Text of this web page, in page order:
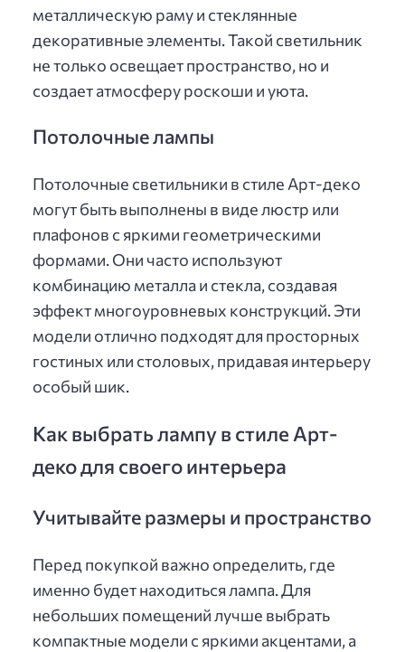
металлическую раму и стеклянные
декоративные элементы. Такой светильник
не только освещает пространство, но и
создает атмосферу роскоши и уюта.
Потолочные лампы
Потолочные светильники в стиле Арт-деко
могут быть выполнены в виде люстр или
плафонов с яркими геометрическими
формами. Они часто используют
комбинацию металла и стекла, создавая
эффект многоуровневых конструкций. Эти
модели отлично подходят для просторных
гостиных или столовых, придавая интерьеру
особый шик.
Как выбрать лампу в стиле Арт-
деко для своего интерьера
Учитывайте размеры и пространство
Перед покупкой важно определить, где
именно будет находиться лампа. Для
небольших помещений лучше выбрать
компактные модели с яркими акцентами, а